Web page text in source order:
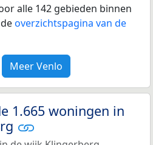
alle 142 gebieden binnen
overzichtspagina van de
Meer Venlo
1.665 woningen in